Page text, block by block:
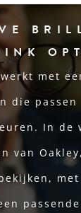
met
die
In de
van